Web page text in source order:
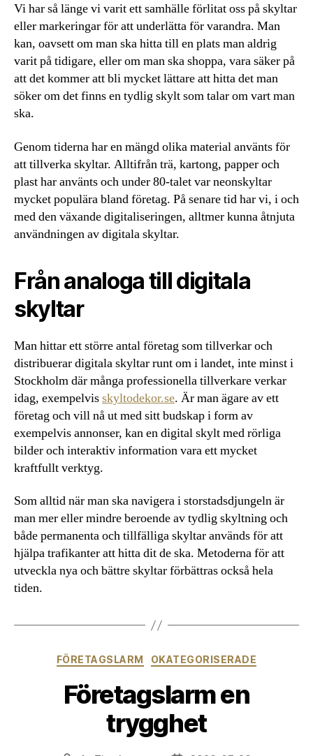
Vi har så länge vi varit ett samhälle förlitat oss på skyltar
eller markeringar för att underlätta för varandra. Man
kan, oavsett om man ska hitta till en plats man aldrig
varit på tidigare, eller om man ska shoppa, vara säker på
att det kommer att bli mycket lättare att hitta det man
söker om det finns en tydlig skylt som talar om vart man
ska.
Genom tiderna har en mängd olika material använts för
att tillverka skyltar. Alltifrån trä, kartong, papper och
plast har använts och under 80-talet var neonskyltar
mycket populära bland företag. På senare tid har vi, i och
med den växande digitaliseringen, alltmer kunna åtnjuta
användningen av digitala skyltar.
Från analoga till digitala
skyltar
Man hittar ett större antal företag som tillverkar och
distribuerar digitala skyltar runt om i landet, inte minst i
Stockholm där många professionella tillverkare verkar
idag, exempelvisskyltodekor.se. Är man ägare av ett
företag och vill nå ut med sitt budskap i form av
exempelvis annonser, kan en digital skylt med rörliga
bilder och interaktiv information vara ett mycket
kraftfullt verktyg.
Som alltid när man ska navigera i storstadsdjungeln är
man mer eller mindre beroende av tydlig skyltning och
både permanenta och tillfälliga skyltar används för att
hjälpa trafikanter att hitta dit de ska. Metoderna för att
utveckla nya och bättre skyltar förbättras också hela
tiden.
Kategorier
FÖRETAGSLARM OKATEGORISERADE
Företagslarm en
trygghet